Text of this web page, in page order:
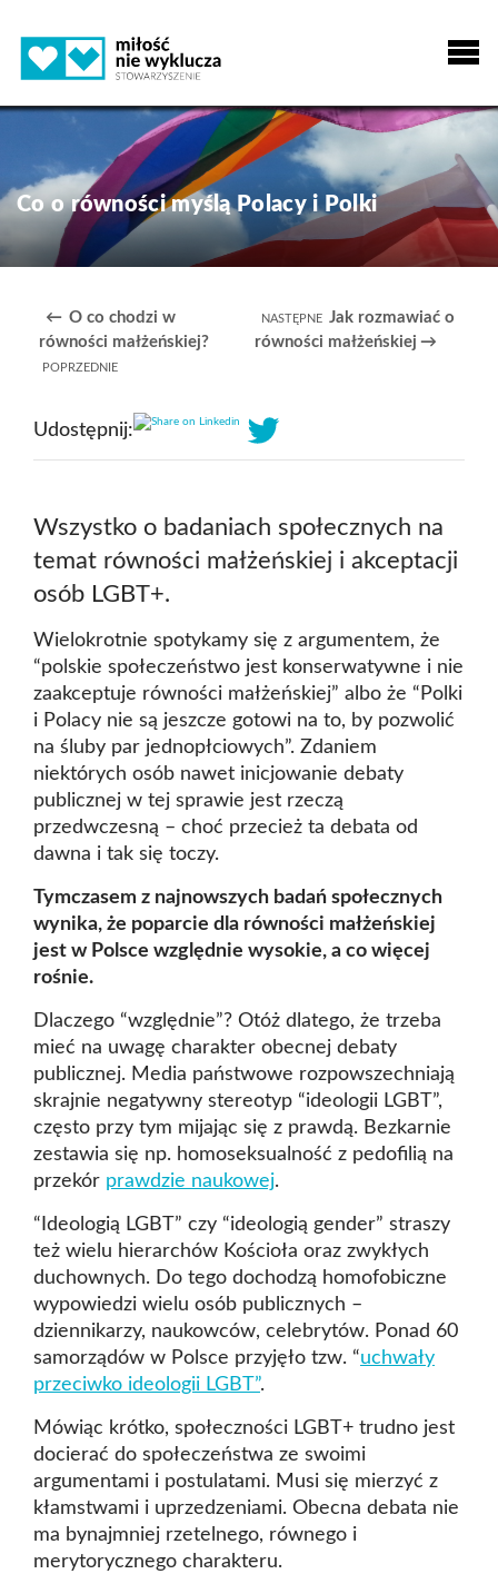
Co o równości myślą Polacy i Polki
O co chodzi w
równości małżeńskiej?
Jak rozmawiać o
równości małżeńskiej
Udostępnij: Share on Linkedin
Wszystko o badaniach społecznych na
temat równości małżeńskiej i akceptacji
osób LGBT+.
Wielokrotnie spotykamy się z argumentem, że
“polskie społeczeństwo jest konserwatywne i nie
zaakceptuje równości małżeńskiej” albo że “Polki
i Polacy nie są jeszcze gotowi na to, by pozwolić
na śluby par jednopłciowych”. Zdaniem
niektórych osób nawet inicjowanie debaty
publicznej w tej sprawie jest rzeczą
przedwczesną – choć przecież ta debata od
dawna i tak się toczy.
Tymczasem z najnowszych badań społecznych
wynika, że poparcie dla równości małżeńskiej
jest w Polsce względnie wysokie, a co więcej
rośnie.
Dlaczego “względnie”? Otóż dlatego, że trzeba
mieć na uwagę charakter obecnej debaty
publicznej. Media państwowe rozpowszechniają
skrajnie negatywny stereotyp “ideologii LGBT”,
często przy tym mijając się z prawdą. Bezkarnie
zestawia się np. homoseksualność z pedofilią na
przekór prawdzie naukowej.
“Ideologią LGBT” czy “ideologią gender” straszy
też wielu hierarchów Kościoła oraz zwykłych
duchownych. Do tego dochodzą homofobiczne
wypowiedzi wielu osób publicznych –
dziennikarzy, naukowców, celebrytów. Ponad 60
samorządów w Polsce przyjęło tzw. “uchwały
przeciwko ideologii LGBT”.
Mówiąc krótko, społeczności LGBT+ trudno jest
docierać do społeczeństwa ze swoimi
argumentami i postulatami. Musi się mierzyć z
kłamstwami i uprzedzeniami. Obecna debata nie
ma bynajmniej rzetelnego, równego i
merytorycznego charakteru.